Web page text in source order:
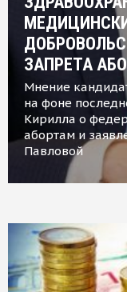
ЗАПРЕТА
Мнение
на фоне
Кирилла о
абортам и
Павловой